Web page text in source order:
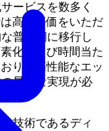
ービスを数多く
高い評価をいただ
普及期に移行し
化および時間当た
り、高性能なエッ
早急な実現が必
技術であるディ